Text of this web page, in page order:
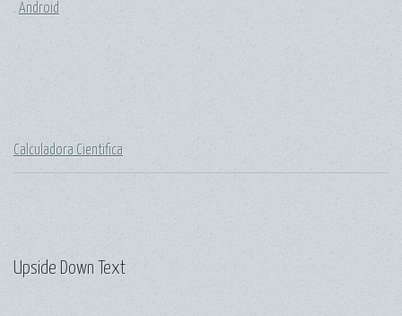
. Android
Calculadora Cientifica
Upside Down Text